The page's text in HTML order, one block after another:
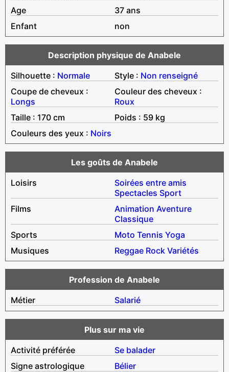
Age
37 ans
Enfant
non
Description physique de Anabele
Silhouette : Normale Style : Non renseigné
Coupe de cheveux :
Longs
Couleur des cheveux :
Roux
Taille : 170 cm
Poids : 59 kg
Couleurs des yeux : Noirs
Les goûts de Anabele
Loisirs
Soirées entre amis
Spectacles Sport
Films
Animation Aventure
Classique
Sports
Moto Tennis Yoga
Musiques
Reggae Rock Variétés
Profession de Anabele
Métier
Salarié
Plus sur ma vie
Activité préférée
Se balader
Signe astrologique
Bélier